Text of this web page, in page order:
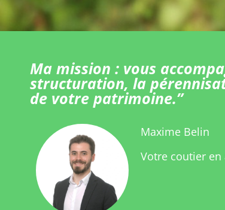
Ma mission : vous
structuration, la
de votre patrimoine.”
Maxime Belin
Votre coutier en